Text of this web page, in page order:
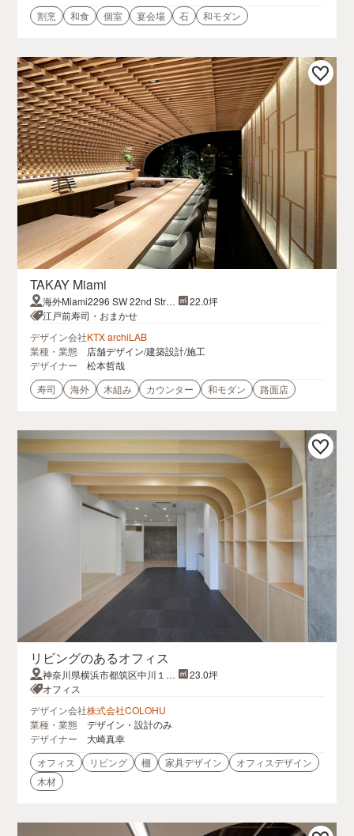
割烹
和食 個室 宴会場 石 和モダン
TAKAY Miami
海外Miami2296 SW 22nd Stre
etFL 33145, USA
22.0坪
江戸前寿司・おまかせ
デザイン会社KTX archiLAB
業種・業態
店舗デザイン/建築設計/施工
デザイナー
松本哲哉
寿司
海外 木組み カウンター 和モダン 路面店
リビングのあるオフィス
神奈川県横浜市都筑区中川１丁
目１７−１２
23.0坪
オフィス
デザイン会社株式会社COLOHU
業種・業態
デザイン・設計のみ
デザイナー
大崎真幸
オフィス
リビング 棚 家具デザイン
オフィスデザイン
木材